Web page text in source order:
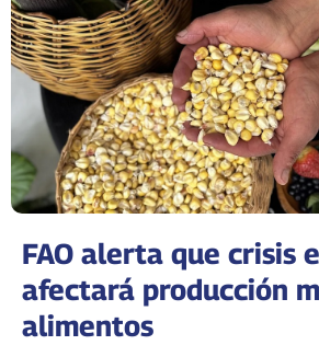
FAO alerta que crisis
afectará producción
alimentos